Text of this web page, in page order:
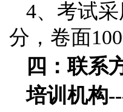
4、考试
分，卷面
四：联系
培训机构